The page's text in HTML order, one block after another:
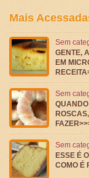
Mais
Sem
GENTE,
EM
Sem
Sem
ESSE É
COMO É